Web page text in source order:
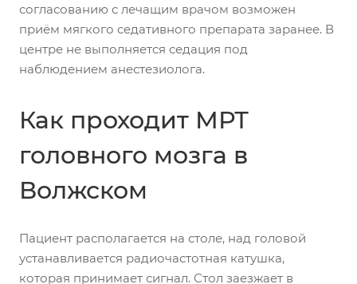
согласованию с лечащим врачом возможен
приём мягкого седативного препарата заранее. В
центре не выполняется седация под
наблюдением анестезиолога.
Как проходит МРТ
головного мозга в
Волжском
Пациент располагается на столе, над головой
устанавливается радиочастотная катушка,
которая принимает сигнал. Стол заезжает в